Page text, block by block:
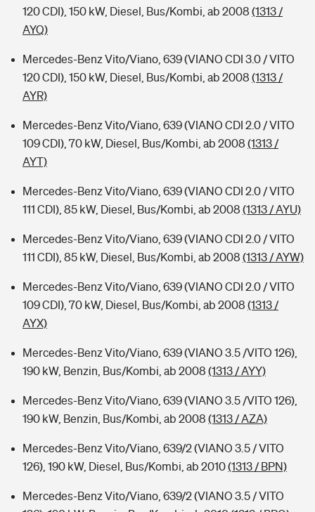
120 CDI), 150 kW, Diesel, Bus/Kombi, ab 2008 (1313 /
AYQ)
Mercedes-Benz Vito/Viano, 639 (VIANO CDI 3.0 / VITO
120 CDI), 150 kW, Diesel, Bus/Kombi, ab 2008 (1313 /
AYR)
Mercedes-Benz Vito/Viano, 639 (VIANO CDI 2.0 / VITO
109 CDI), 70 kW, Diesel, Bus/Kombi, ab 2008 (1313 /
AYT)
Mercedes-Benz Vito/Viano, 639 (VIANO CDI 2.0 / VITO
111 CDI), 85 kW, Diesel, Bus/Kombi, ab 2008 (1313 / AYU)
Mercedes-Benz Vito/Viano, 639 (VIANO CDI 2.0 / VITO
111 CDI), 85 kW, Diesel, Bus/Kombi, ab 2008 (1313 / AYW)
Mercedes-Benz Vito/Viano, 639 (VIANO CDI 2.0 / VITO
109 CDI), 70 kW, Diesel, Bus/Kombi, ab 2008 (1313 /
AYX)
Mercedes-Benz Vito/Viano, 639 (VIANO 3.5 /VITO 126),
190 kW, Benzin, Bus/Kombi, ab 2008 (1313 / AYY)
Mercedes-Benz Vito/Viano, 639 (VIANO 3.5 /VITO 126),
190 kW, Benzin, Bus/Kombi, ab 2008 (1313 / AZA)
Mercedes-Benz Vito/Viano, 639/2 (VIANO 3.5 / VITO
126), 190 kW, Diesel, Bus/Kombi, ab 2010(1313 / BPN)
Mercedes-Benz Vito/Viano, 639/2 (VIANO 3.5 / VITO